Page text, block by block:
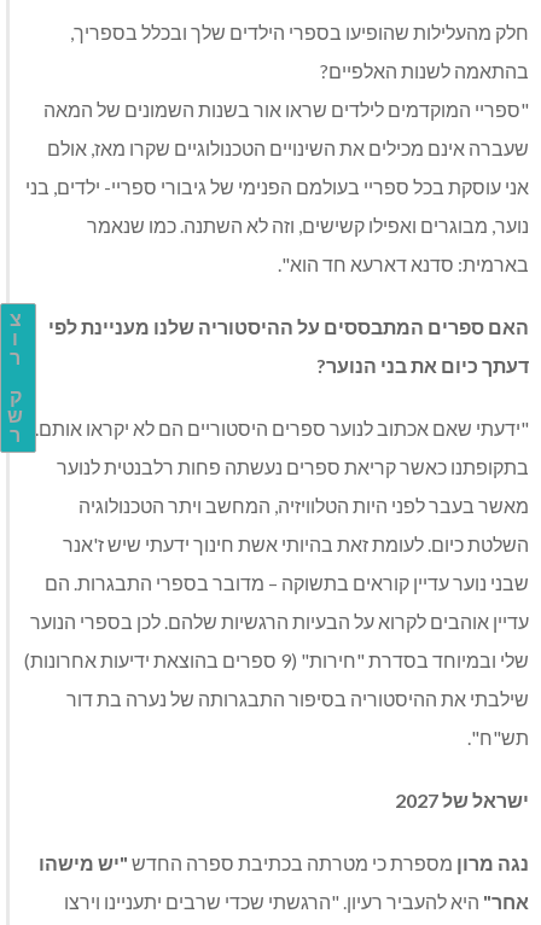
צ
ו
ר
ק
ש
ר
חלק מהעלילות שהופיעו בספרי הילדים שלך ובכלל בספריך,
בהתאמה לשנות האלפיים?
"ספריי המוקדמים לילדים שראו אור בשנות השמונים של המאה
שעברה אינם מכילים את השינויים הטכנולוגיים שקרו מאז, אולם
אני עוסקת בכל ספריי בעולמם הפנימי של גיבורי ספריי- ילדים, בני
נוער, מבוגרים ואפילו קשישים, וזה לא השתנה. כמו שנאמר
בארמית: סדנא דארעא חד הוא".
האם ספרים המתבססים על ההיסטוריה שלנו מעניינת לפי
דעתך כיום את בני הנוער?
"ידעתי שאם אכתוב לנוער ספרים היסטוריים הם לא יקראו אותם.
בתקופתנו כאשר קריאת ספרים נעשתה פחות רלבנטית לנוער
מאשר בעבר לפני היות הטלוויזיה, המחשב ויתר הטכנולוגיה
השלטת כיום. לעומת זאת בהיותי אשת חינוך ידעתי שיש ז'אנר
שבני נוער עדיין קוראים בתשוקה – מדובר בספרי התבגרות. הם
עדיין אוהבים לקרוא על הבעיות הרגשיות שלהם. לכן בספרי הנוער
שלי ובמיוחד בסדרת "חירות" (9 ספרים בהוצאת ידיעות אחרונות)
שילבתי את ההיסטוריה בסיפור התבגרותה של נערה בת דור
תש"ח".
ישראל של 2027
נגה מרון מספרת כי מטרתה בכתיבת ספרה החדש "יש מישהו
אחר" היא להעביר רעיון. "הרגשתי שכדי שרבים יתעניינו וירצו